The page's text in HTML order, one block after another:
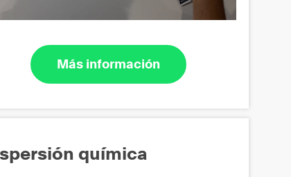
Más información
química